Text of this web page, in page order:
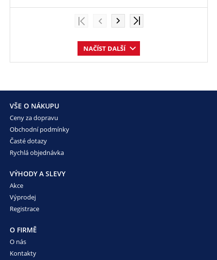
NAČÍST DALŠÍ
VŠE O NÁKUPU
Ceny za dopravu
Obchodní podmínky
Časté dotazy
Rychlá objednávka
VÝHODY A SLEVY
Akce
Výprodej
Registrace
O FIRMĚ
O nás
Kontakty